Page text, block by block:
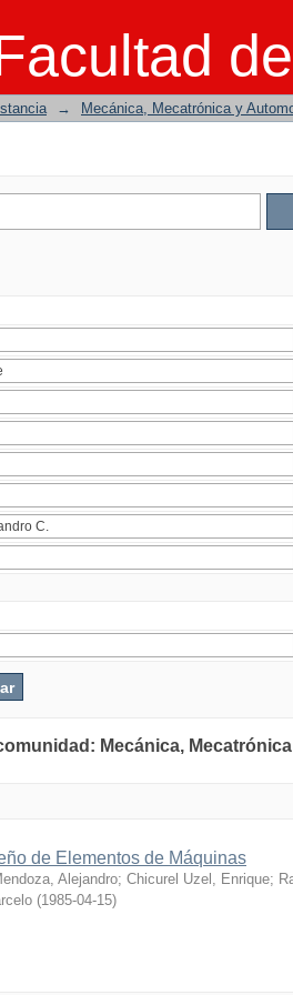
→ Mecánica, Mecatrónica y
Mecánica,
de Elementos de Máquinas
Alejandro; Chicurel Uzel, Enrique;
(1985-04-15)